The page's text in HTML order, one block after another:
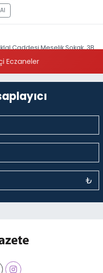
Caddesi Meşelik Sokak, 3B
Eczaneler
₺